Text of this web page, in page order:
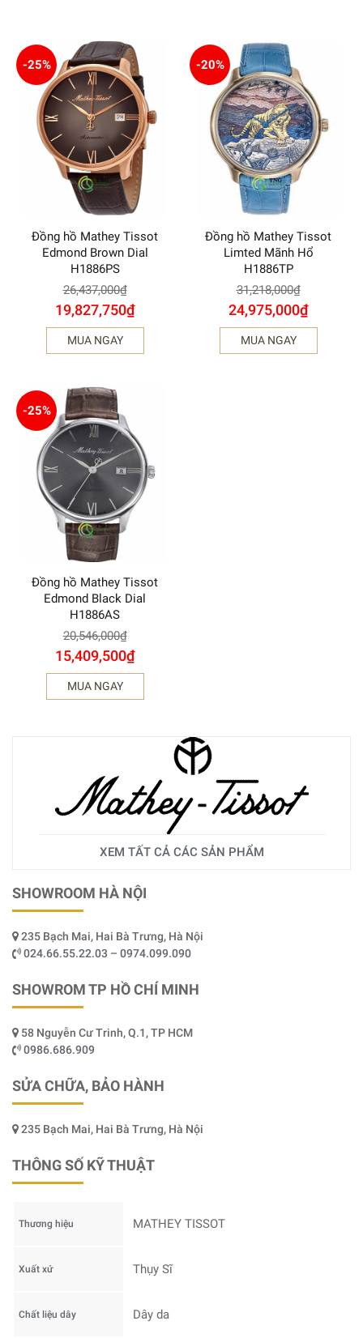
-25%
Đồng hồ Mathey Tissot
Edmond Brown Dial
H1886PS
26,437,000₫
19,827,750₫
MUA NGAY
-20%
Đồng hồ Mathey Tissot
Limted Mãnh Hổ
H1886TP
31,218,000₫
24,975,000₫
MUA NGAY
-25%
Đồng hồ Mathey Tissot
Edmond Black Dial
H1886AS
20,546,000₫
15,409,500₫
MUA NGAY
XEM TẤT CẢ CÁC SẢN PHẨM
SHOWROOM HÀ NỘI
235 Bạch Mai, Hai Bà Trưng, Hà Nội
024.66.55.22.03 – 0974.099.090
SHOWROM TP HỒ CHÍ MINH
58 Nguyễn Cư Trinh, Q.1, TP HCM
0986.686.909
SỬA CHỮA, BẢO HÀNH
235 Bạch Mai, Hai Bà Trưng, Hà Nội
THÔNG SỐ KỸ THUẬT
Thương hiệu MATHEY TISSOT
Xuất xứ Thụy Sĩ
Chất liệu dây Dây da